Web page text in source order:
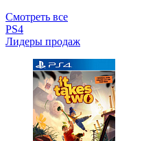
Смотреть все
PS4
Лидеры продаж